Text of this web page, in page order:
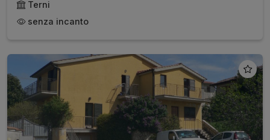
Terni
senza incanto